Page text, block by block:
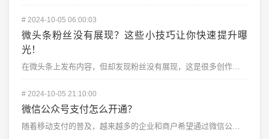
# 2024-10-05 06:00:03
微头条粉丝没有展现？这些小技巧让你快速提升曝
光！
在微头条上发布内容，但却发现粉丝没有展现，这是很多创作者都会遇到的问题。大家辛辛苦苦策划内容，期望得...
# 2024-10-05 21:10:00
微信公众号支付怎么开通？
随着移动支付的普及，越来越多的企业和商户希望通过微信公众号提供便捷的支付服务。对于用户来说，微信支付...